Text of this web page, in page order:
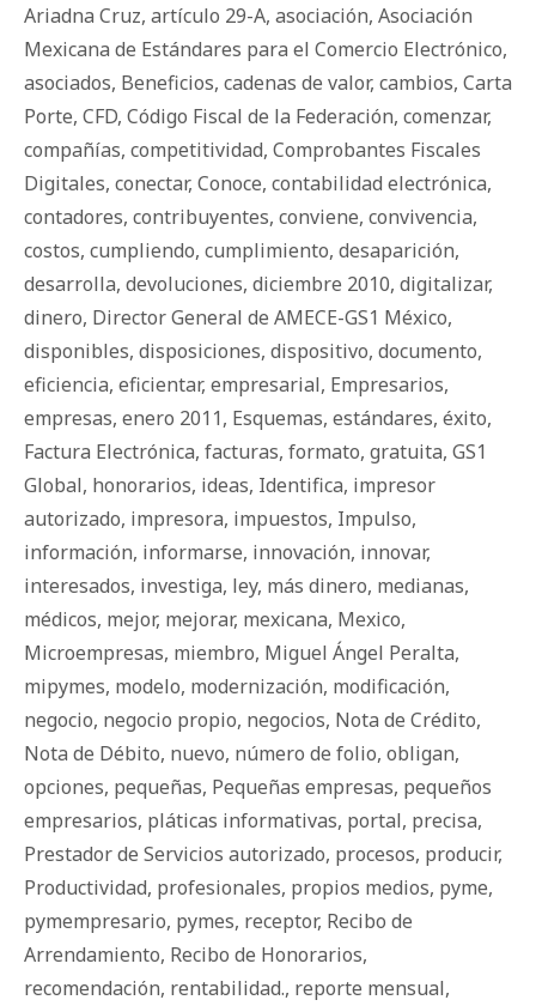
Ariadna Cruz, artículo 29-A, asociación, Asociación
Mexicana de Estándares para el Comercio Electrónico,
asociados, Beneficios, cadenas de valor, cambios, Carta
Porte, CFD, Código Fiscal de la Federación, comenzar,
compañías, competitividad, Comprobantes Fiscales
Digitales, conectar, Conoce, contabilidad electrónica,
contadores, contribuyentes, conviene, convivencia,
costos, cumpliendo, cumplimiento, desaparición,
desarrolla, devoluciones, diciembre 2010, digitalizar,
dinero, Director General de AMECE-GS1 México,
disponibles, disposiciones, dispositivo, documento,
eficiencia, eficientar, empresarial, Empresarios,
empresas, enero 2011, Esquemas, estándares, éxito,
Factura Electrónica, facturas, formato, gratuita, GS1
Global, honorarios, ideas, Identifica, impresor
autorizado, impresora, impuestos, Impulso,
información, informarse, innovación, innovar,
interesados, investiga, ley, más dinero, medianas,
médicos, mejor, mejorar, mexicana, Mexico,
Microempresas, miembro, Miguel Ángel Peralta,
mipymes, modelo, modernización, modificación,
negocio, negocio propio, negocios, Nota de Crédito,
Nota de Débito, nuevo, número de folio, obligan,
opciones, pequeñas, Pequeñas empresas, pequeños
empresarios, pláticas informativas, portal, precisa,
Prestador de Servicios autorizado, procesos, producir,
Productividad, profesionales, propios medios, pyme,
pymempresario, pymes, receptor, Recibo de
Arrendamiento, Recibo de Honorarios,
recomendación, rentabilidad., reporte mensual,